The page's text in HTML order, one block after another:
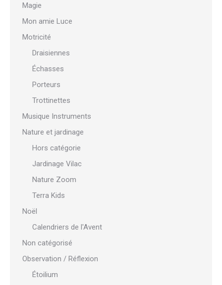
Magie
Mon amie Luce
Motricité
Draisiennes
Échasses
Porteurs
Trottinettes
Musique Instruments
Nature et jardinage
Hors catégorie
Jardinage Vilac
Nature Zoom
Terra Kids
Noël
Calendriers de l'Avent
Non catégorisé
Observation / Réflexion
Étoilium